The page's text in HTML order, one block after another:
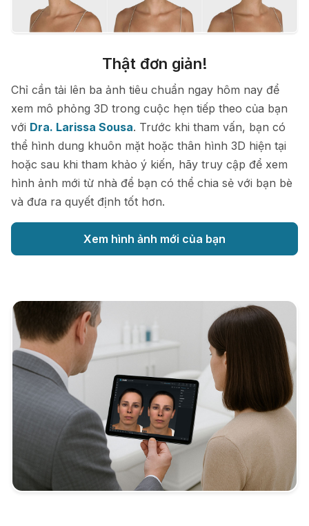
Thật đơn giản!
Chỉ cần tải lên ba ảnh tiêu chuẩn ngay hôm nay để
xem mô phỏng 3D trong cuộc hẹn tiếp theo của bạn
với Dra. Larissa Sousa. Trước khi tham vấn, bạn có
thể hình dung khuôn mặt hoặc thân hình 3D hiện tại
hoặc sau khi tham khảo ý kiến, hãy truy cập để xem
hình ảnh mới từ nhà để bạn có thể chia sẻ với bạn bè
và đưa ra quyết định tốt hơn.
Xem hình ảnh mới của bạn